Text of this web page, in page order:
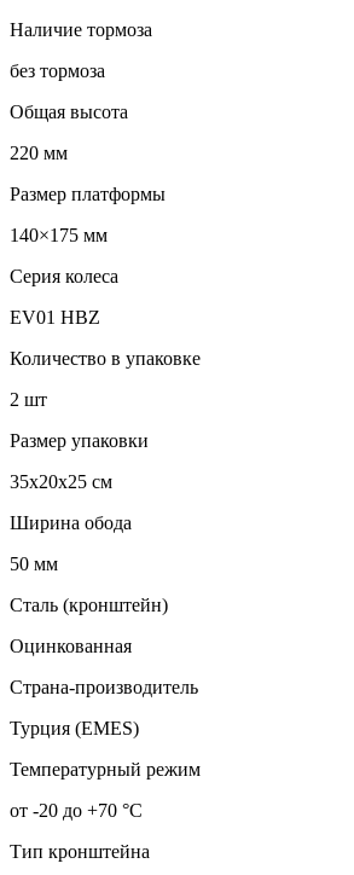
Наличие тормоза
без тормоза
Общая высота
220 мм
Размер платформы
140×175 мм
Серия колеса
EV01 HBZ
Количество в упаковке
2 шт
Размер упаковки
35x20x25 см
Ширина обода
50 мм
Сталь (кронштейн)
Оцинкованная
Страна-производитель
Турция (EMES)
Температурный режим
от -20 до +70 °С
Тип кронштейна